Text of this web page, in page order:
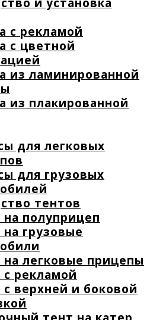
с рекламой
с цветной
из ламинированной
из плакированной
для легковых
для грузовых
тентов
полуприцеп
грузовые
легковые прицепы
рекламой
верхней и боковой